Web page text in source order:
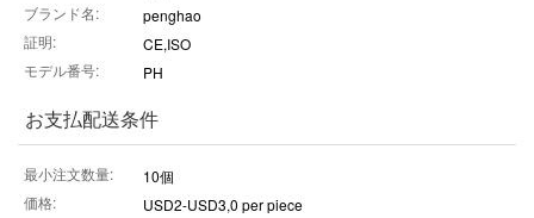
ブランド名:
penghao
証明:
CE,ISO
モデル番号:
PH
お支払配送条件
最小注文数量:
10個
価格:
USD2-USD3,0 per piece